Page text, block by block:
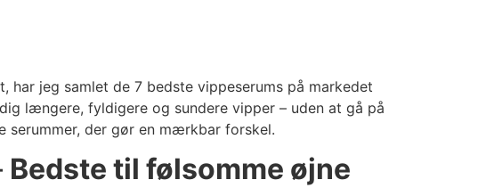
jeg samlet de 7 bedste vippeserums på markedet
længere, fyldigere og sundere vipper – uden at gå på
serummer, der gør en mærkbar forskel.
Bedste til følsomme øjne